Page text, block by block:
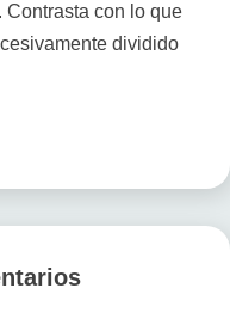
Contrasta con lo que
dividido